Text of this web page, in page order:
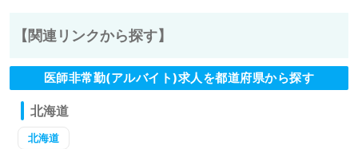
【関連リンクから探す】
医師非常勤(アルバイト)求人を都道府県から探す
北海道
北海道